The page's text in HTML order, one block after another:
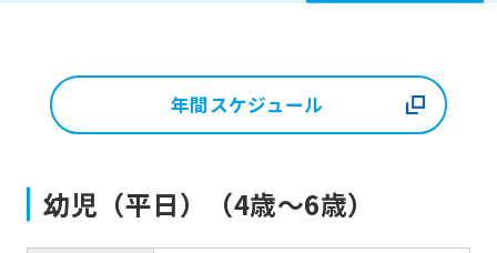
年間スケジュール
幼児（平日）（4歳〜6歳）